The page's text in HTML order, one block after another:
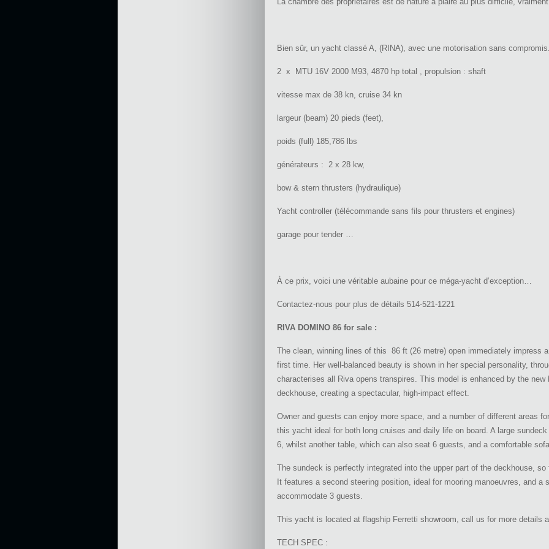
Bien sûr, un yacht classé A, (RINA), avec une motorisation sans
2 x MTU 16V 2000 M93, 4870 hp total , propulsion : shaft
vitesse max de 38 kn, cruise 34 kn
largeur (beam) 20 pieds (feet),
poids (full) 185,786 lbs
générateurs : 2 x 28 kw,
bow & stern thrusters (hydraulique)
Yacht controller (télécommande sans fils pour thrusters et engines)
garage pour tender …
À ce prix, voici une véritable aubaine pour ce méga-yacht d’exception…
Contactez-nous pour plus de détails 514-521-1221
RIVA DOMINO 86 for sale :
The clean, winning lines of this 86 ft (26 metre) open immediately impress
first time. Her well-balanced beauty is shown in her special personality,
characterises all Riva opens transpires. This model is enhanced by the
deckhouse, creating a spectacular, high-impact effect.
Owner and guests can enjoy more space, and a number of different areas
this yacht ideal for both long cruises and daily life on board. A large
6, whilst another table, which can also seat 6 guests, and a comfortable
The sundeck is perfectly integrated into the upper part of the deckhouse,
It features a second steering position, ideal for mooring manoeuvres, and a
accommodate 3 guests.
This yacht is located at flagship Ferretti showroom, call us for more details
TECH SPEC :